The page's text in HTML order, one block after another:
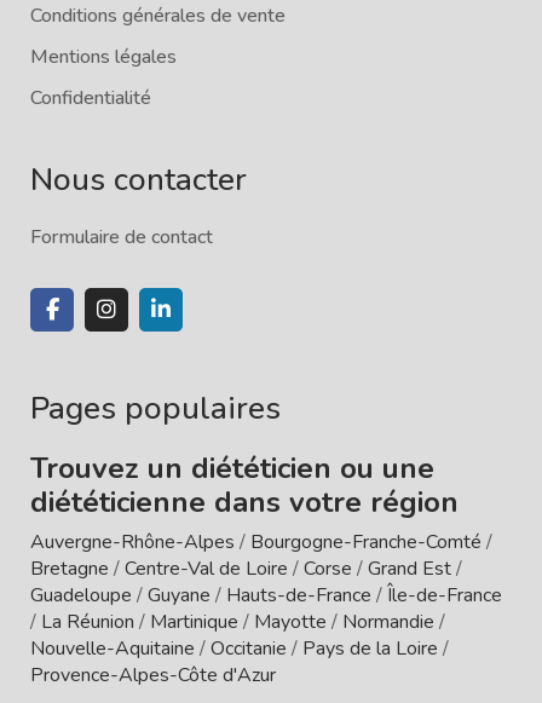
Conditions générales de vente
Mentions légales
Confidentialité
Nous contacter
Formulaire de contact
Pages populaires
Trouvez un diététicien ou une
diététicienne dans votre région
Auvergne-Rhône-Alpes / Bourgogne-Franche-Comté /
Bretagne /Centre-Val de Loire /Corse /Grand Est/
Guadeloupe /Guyane / Hauts-de-France /Île-de-France
/ La Réunion / Martinique / Mayotte / Normandie /
Nouvelle-Aquitaine /Occitanie / Pays de la Loire /
Provence-Alpes-Côte d'Azur